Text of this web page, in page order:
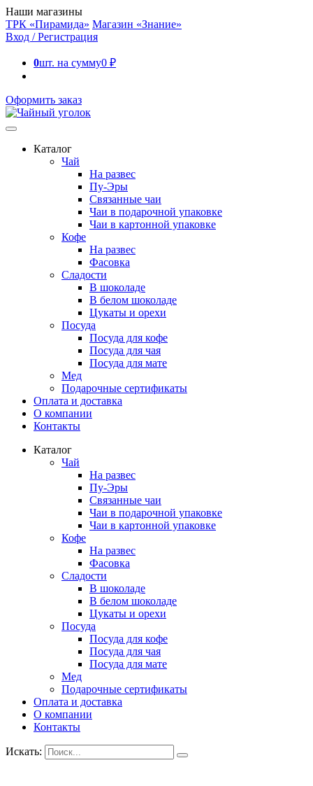
Наши магазины
ТРК «Пирамида» Магазин «Знание»
Вход / Регистрация
0шт. на сумму0 ₽
Оформить заказ
Каталог
Чай
На развес
Пу-Эры
Связанные чаи
Чаи в подарочной упаковке
Чаи в картонной упаковке
Кофе
На развес
Фасовка
Сладости
В шоколаде
В белом шоколаде
Цукаты и орехи
Посуда
Посуда для кофе
Посуда для чая
Посуда для мате
Мед
Подарочные сертификаты
Оплата и доставка
О компании
Контакты
Каталог
Чай
На развес
Пу-Эры
Связанные чаи
Чаи в подарочной упаковке
Чаи в картонной упаковке
Кофе
На развес
Фасовка
Сладости
В шоколаде
В белом шоколаде
Цукаты и орехи
Посуда
Посуда для кофе
Посуда для чая
Посуда для мате
Мед
Подарочные сертификаты
Оплата и доставка
О компании
Контакты
Искать: